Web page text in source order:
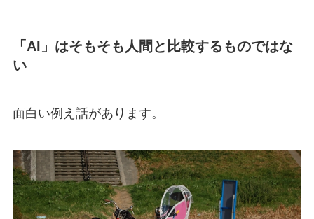
「AI」はそもそも人間と比較するものではな
い
面白い例え話があります。